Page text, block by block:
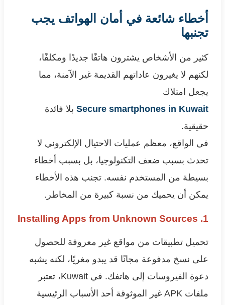
أخطاء شائعة في أمان الهواتف يجب
تجنبها
كثير من الأشخاص يشترون هاتفًا جديدًا ومكلفًا،
لكنهم لا يغيرون عاداتهم القديمة غير الآمنة، مما
يجعل امتلاك
Secure smartphones in Kuwait بلا فائدة
حقيقية.
في الواقع، معظم عمليات الاحتيال الإلكتروني لا
تحدث بسبب ضعف التكنولوجيا، بل بسبب أخطاء
بسيطة من المستخدم نفسه. تجنب هذه الأخطاء
يمكن أن يحميك من نسبة كبيرة من المخاطر.
1. Installing Apps from Unknown Sources
تحميل تطبيقات من مواقع غير معروفة للحصول
على نسخ مدفوعة مجانًا قد يبدو مغريًا، لكنه يشبه
دعوة الفيروسات إلى هاتفك. في Kuwait، تعتبر
ملفات APK غير الموثوقة أحد الأسباب الرئيسية